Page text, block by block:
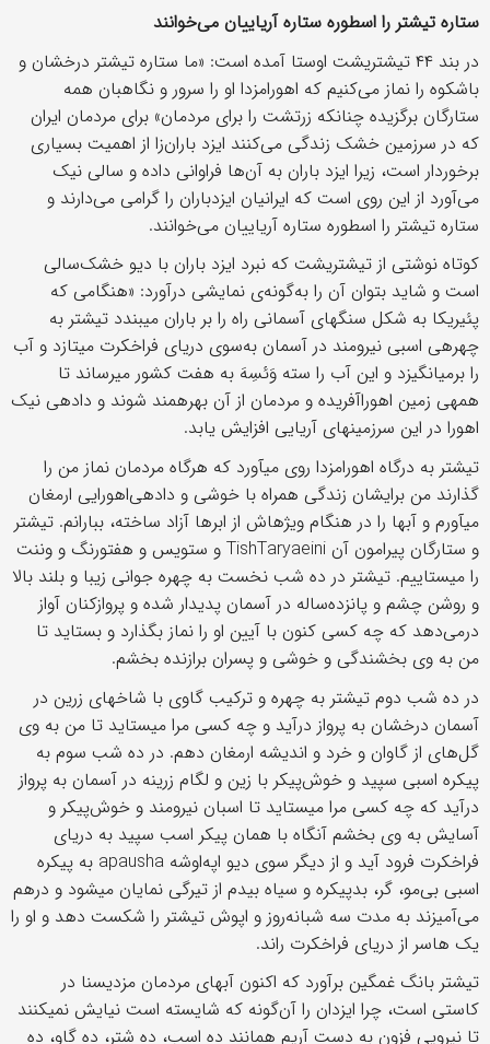
ستاره تیشتر را اسطوره ستاره آریاییان می‌خوانند
در بند ۴۴ تیشتریشت اوستا آمده ‏است: «ما ستاره‏ تیشتر درخشان و
باشکوه را نماز می‌‏کنیم که اهورامزدا او را سرور و نگاهبان همه‏
ستارگان برگزیده چنان‏که زرتشت را برای مردمان» برای مردمان ایران
که در سرزمین خشک زندگی می‌کنند ایزد باران‌زا از اهمیت بسیاری
برخوردار است، زیرا ایزد باران به آن‌ها فراوانی داده و سالی نیک
می‌آورد از این روی است که ایرانیان ایزدباران را گرامی می‌دارند و
ستاره تیشتر را اسطوره ستاره آریاییان می‌خوانند.
کوتاه نوشتی از تیشتریشت که نبرد ایزد باران با دیو خشک‌سالی
است و شاید بتوان آن را به‌گونه‌ی نمایشی درآورد: «هنگامی که
پئیریکا به شکل سنگ‏های آسمانی راه را بر باران می‏بندد تیشتر به
چهره‏ی اسبی نیرومند در آسمان به‌سوی دریای فراخکرت می‏تازد و آب
را برمی‏انگیزد و این آب را سته وَئسِهَ به هفت کشور می‏رساند تا
همه‏ی زمین اهوراآفریده و مردمان از آن بهره‏مند شوند و دادهی نیک
اهورا در این سرزمین‏های آریایی افزایش یابد.
تیشتر به درگاه اهورامزدا روی می‏آورد که هرگاه مردمان نماز من را
گذارند من برایشان زندگی همراه با خوشی و داده‏ی‌اهورایی ارمغان
می‏آورم و آب‏ها را در هنگام ویژه‏اش از ابرها آزاد ساخته، ببارانم. تیشتر
و ستارگان پیرامون آن TishTaryaeini و ستویس و هفتورنگ و وننت
را می‏ستاییم. تیشتر در ده شب نخست به چهره‏ جوانی زیبا و بلند بالا
و روشن چشم و پانزده‌ساله در آسمان پدیدار شده و پروازکنان آواز
درمی‏‌دهد که چه کسی کنون با آیین او را نماز بگذارد و بستاید تا
من به وی بخشندگی و خوشی و پسران برازنده بخشم.
در ده شب دوم تیشتر به چهره و ترکیب گاوی با شاخ‏های زرین در
آسمان درخشان به پرواز درآید و چه کسی مرا می‏ستاید تا من به وی
گل‌ه‏ای از گاوان و خرد و اندیشه ارمغان دهم. در ده شب سوم به
پیکره‏ اسبی سپید و خوش‌پیکر با زین و لگام زرینه در آسمان به پرواز
درآید که چه کسی مرا می‏ستاید تا اسبان نیرومند و خوش‌پیکر و
آسایش به وی بخشم آن‏گاه با همان پیکر اسب سپید به دریای
فراخکرت فرود آید و از دیگر سوی دیو اپه‌اوشه apausha به پیکره‏
اسبی بی‏‌مو، گر، بدپیکره و سیاه بی‏دم از تیرگی نمایان می‏شود و درهم
می‏‌آمیزند به مدت سه شبانه‌روز و اپوش تیشتر را شکست دهد و او را
یک هاسر از دریای فراخکرت راند.
تیشتر بانگ غمگین برآورد که اکنون آب‏های مردمان مزدیسنا در
کاستی است، چرا ایزدان را آن‌گونه که شایسته است نیایش نمی‏کنند
تا نیرویی فزون به دست آریم همانند ده اسب، ده شتر، ده گاو، ده